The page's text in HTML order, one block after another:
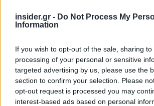
insider.gr - Do Not Process My
Information
If you wish to opt-out of the sale, sharing
processing of your personal or sensitive
targeted advertising by us, please use the
section to confirm your selection. Please
opt-out request is processed you may
interest-based ads based on personal
"Ωστόσο αυτό που γνωρίζουμε είναι
ενεργήσει σε πολύ σύντομο
κατέληξε ο Αμερικανός υπουργός
Πηγή: ΑΠΕ-ΜΠΕ